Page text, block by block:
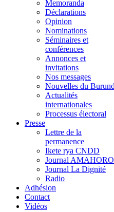
Memoranda
Déclarations
Opinion
Nominations
Séminaires et
conférences
Annonces et
invitations
Nos messages
Nouvelles du
Actualités
internationales
Processus électoral
Presse
Lettre de la
permanence
Ikete rya CNDD
Journal AMAHORO
Journal La Dignité
Radio
Adhésion
Contact
Vidéos